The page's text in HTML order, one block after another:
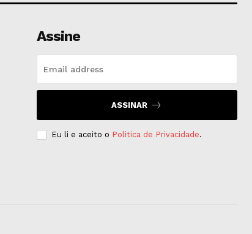
Assine
ASSINAR
Eu li e aceito o Politica de Privacidade.